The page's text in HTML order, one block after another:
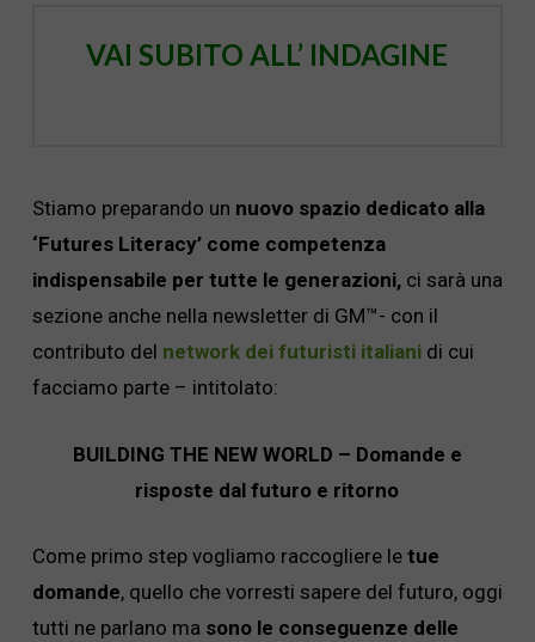
VAI SUBITO ALL’ INDAGINE
Stiamo preparando un nuovo spazio dedicato alla
‘Futures Literacy’ come competenza
indispensabile per tutte le generazioni, ci sarà una
sezione anche nella newsletter di GM™- con il
contributo del network dei futuristi italiani di cui
facciamo parte – intitolato:
BUILDING THE NEW WORLD – Domande e
risposte dal futuro e ritorno
Come primo step vogliamo raccogliere le tue
domande, quello che vorresti sapere del futuro, oggi
tutti ne parlano ma sono le conseguenze delle